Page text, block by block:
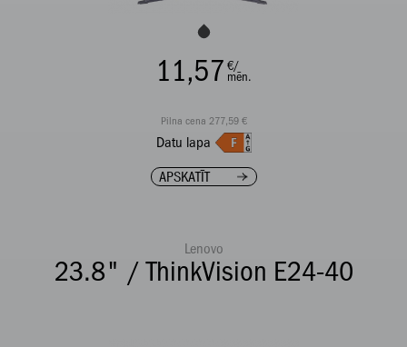
11,57 €/
mēn.
Pilna cena 277,59 €
Datu lapa
APSKATĪT
Lenovo
23.8" / ThinkVision E24-40